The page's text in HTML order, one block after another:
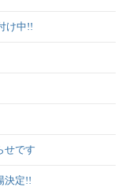
け中!!
せです
決定!!